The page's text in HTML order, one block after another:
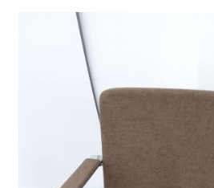
Suomen käsityön museo
Varhaiskasvatus
Ateria- ja välipalamaksut